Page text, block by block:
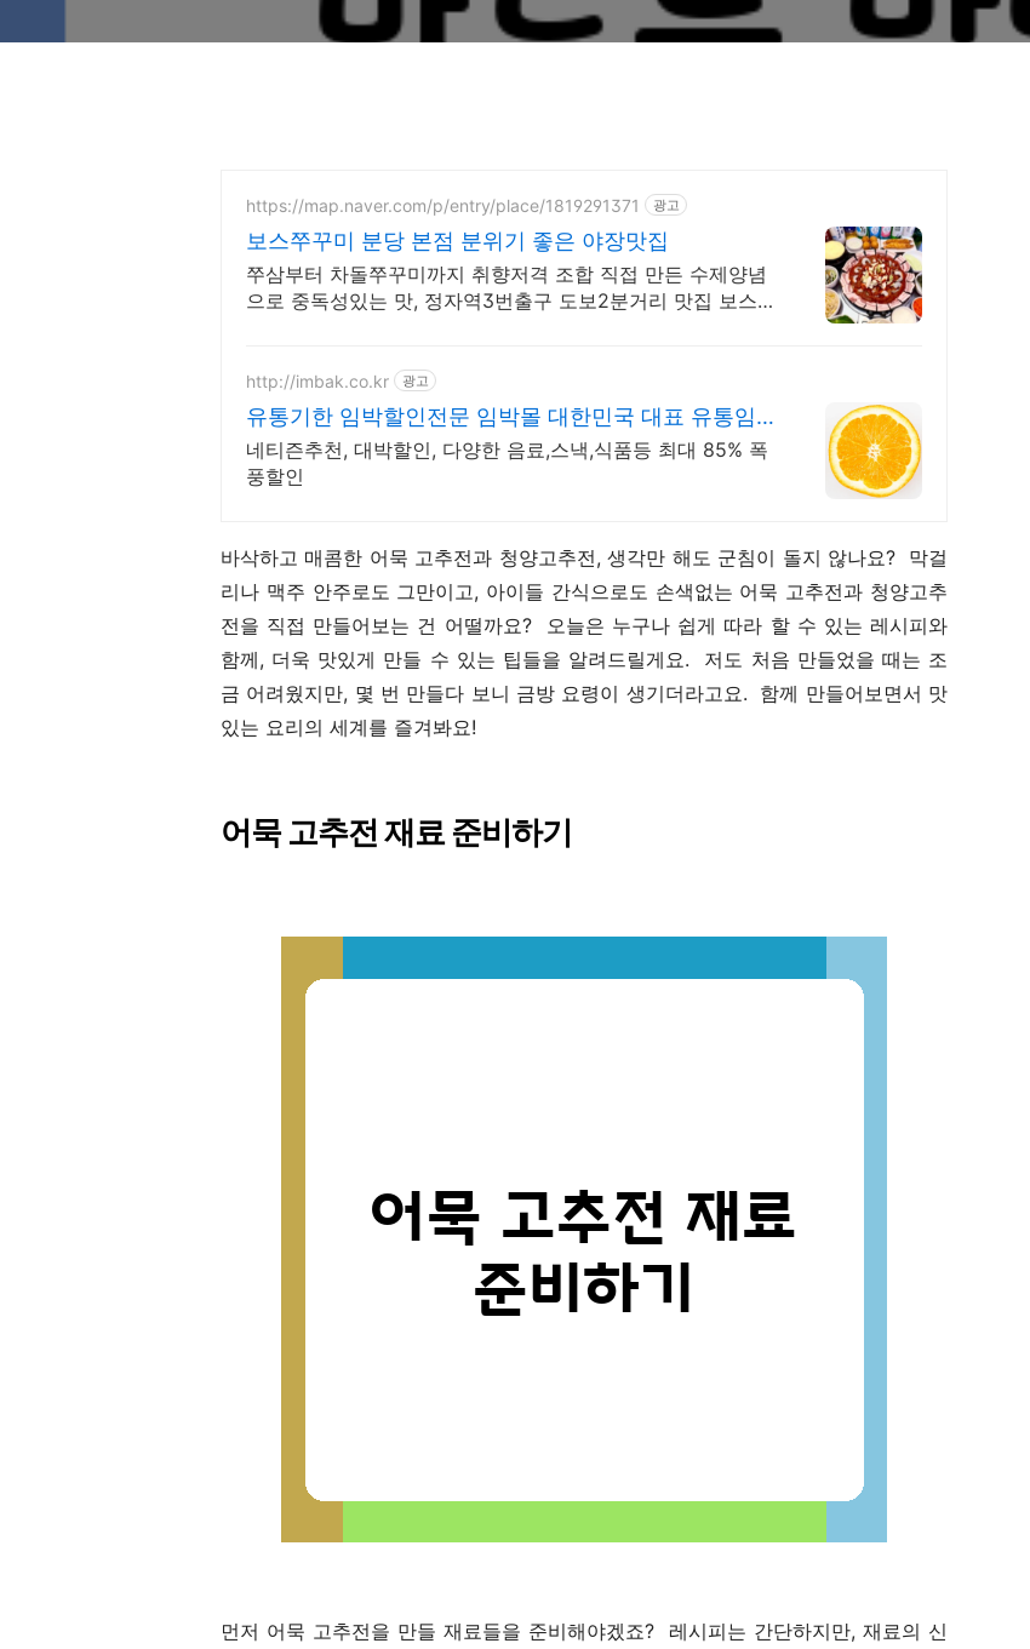
https://map.naver.com/p/entry/place/1819291371 광고
보스쭈꾸미 분당 본점 분위기 좋은 야장맛집
쭈삼부터 차돌쭈꾸미까지 취향저격 조합 직접 만든 수제양념
으로 중독성있는 맛, 정자역3번출구 도보2분거리 맛집 보스쭈
http://imbak.co.kr 광고
유통기한 임박할인전문 임박몰 대한민국 대표 유통임
박쇼핑몰
네티즌추천, 대박할인, 다양한 음료,스낵,식품등 최대 85% 폭
풍할인
바삭하고 매콤한 어묵 고추전과 청양고추전, 생각만 해도 군침이 돌지 않나요? 막걸
리나 맥주 안주로도 그만이고, 아이들 간식으로도 손색없는 어묵 고추전과 청양고추
전을 직접 만들어보는 건 어떨까요? 오늘은 누구나 쉽게 따라 할 수 있는 레시피와
함께, 더욱 맛있게 만들 수 있는 팁들을 알려드릴게요. 저도 처음 만들었을 때는 조
금 어려웠지만, 몇 번 만들다 보니 금방 요령이 생기더라고요. 함께 만들어보면서 맛
있는 요리의 세계를 즐겨봐요!
어묵 고추전 재료 준비하기
먼저 어묵 고추전을 만들 재료들을 준비해야겠죠? 레시피는 간단하지만, 재료의 신